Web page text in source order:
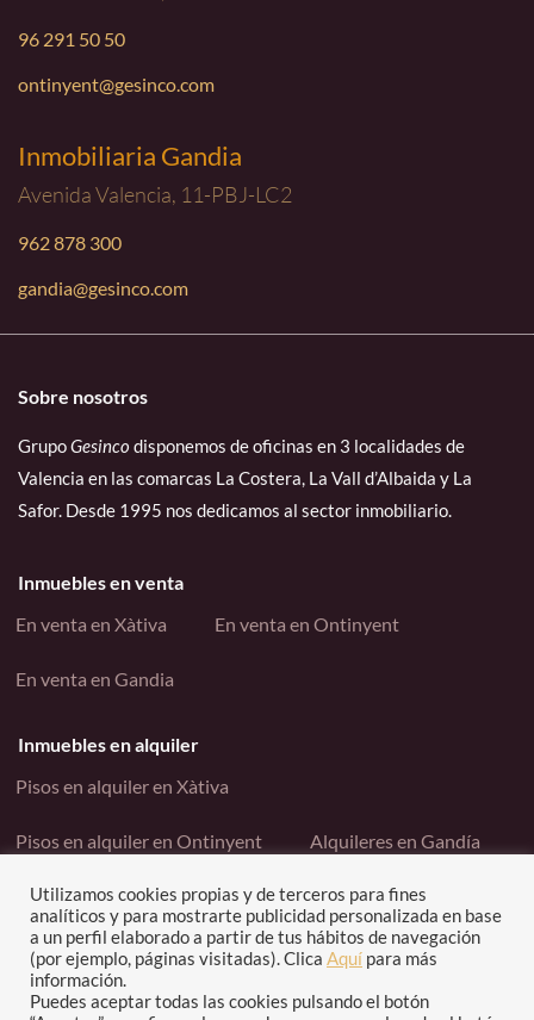
96 291 50 50
ontinyent@gesinco.com
Inmobiliaria Gandia
Avenida Valencia, 11-PBJ-LC2
962 878 300
gandia@gesinco.com
Sobre nosotros
GrupoGesinco disponemos de oficinas en 3 localidades de
Valencia en las comarcas La Costera, La Vall d’Albaida y La
Safor. Desde 1995 nos dedicamos al sector inmobiliario.
Inmuebles en venta
En venta en Xàtiva
En venta en Ontinyent
En venta en Gandia
Inmuebles en alquiler
Pisos en alquiler en Xàtiva
Pisos en alquiler en Ontinyent Alquileres en Gandía
Enlaces interés
Contacto
Política de cookies
Política de privacidad
Utilizamos cookies propias y de terceros para fines
analíticos y para mostrarte publicidad personalizada en base
a un perfil elaborado a partir de tus hábitos de navegación
(por ejemplo, páginas visitadas). Clica Aquí para más
información.
Puedes aceptar todas las cookies pulsando el botón